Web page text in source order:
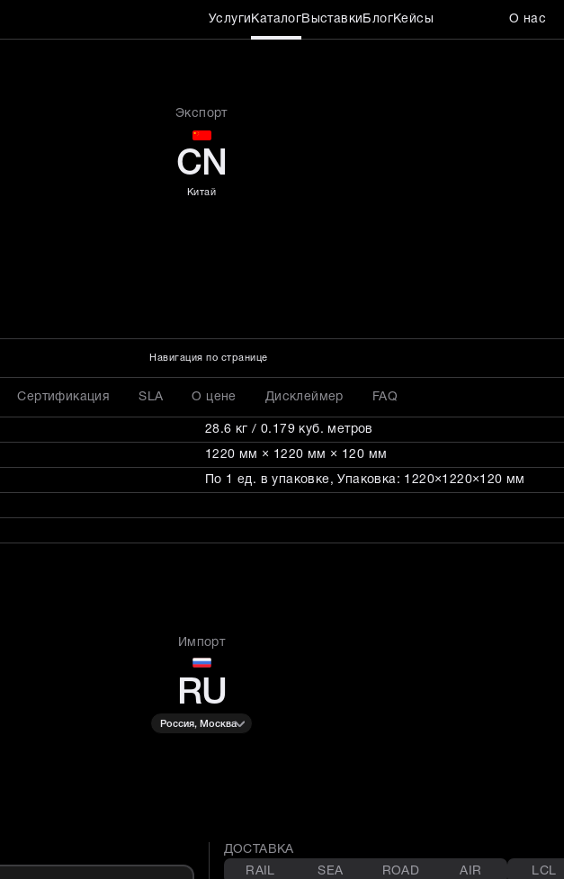
Услуги КаталогВыставки БлогКейсы О нас
3 м
Экспорт
CN
Китай
Навигация по странице
Сертификация SLA О цене Дисклеймер FAQ
28.6 кг / 0.179 куб. метров
1220 мм × 1220 мм × 120 мм
По 1 ед. в упаковке, Упаковка: 1220×1220×120 мм
Импорт
RU
Россия, Москва
ДОСТАВКА
RAIL
SEA ROAD AIR LCL